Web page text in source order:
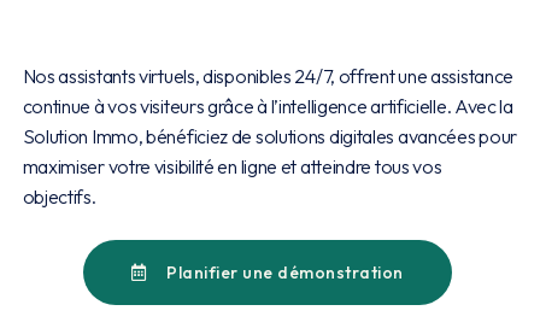
Nos assistants virtuels, disponibles 24/7, offrent une assistance
continue à vos visiteurs grâce à l’intelligence artificielle. Avec la
Solution Immo, bénéficiez de solutions digitales avancées pour
maximiser votre visibilité en ligne et atteindre tous vos
objectifs.
Planifier une démonstration